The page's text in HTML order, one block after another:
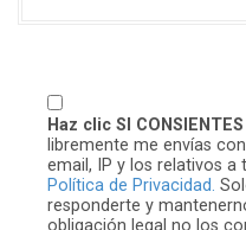
Haz clic SI CONSIENTES
libremente me envías
email, IP y los relativos a
Política de Privacidad.
responderte y
obligación legal no los